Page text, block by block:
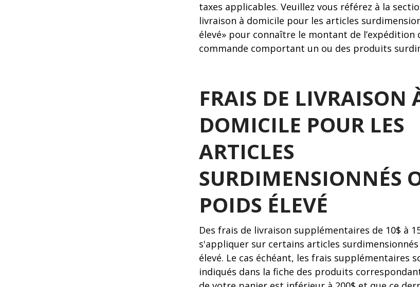
taxes applicables. Veuillez vous référez à la
livraison à domicile pour les articles
élevé» pour connaître le montant de l’expédition
commande comportant un ou des produits
FRAIS DE LIVRAISON
DOMICILE POUR LES
ARTICLES
SURDIMENSIONNÉS
POIDS ÉLEVÉ
Des frais de livraison supplémentaires de 10$ à
s'appliquer sur certains articles
élevé. Le cas échéant, les frais supplémentaires
indiqués dans la fiche des produits